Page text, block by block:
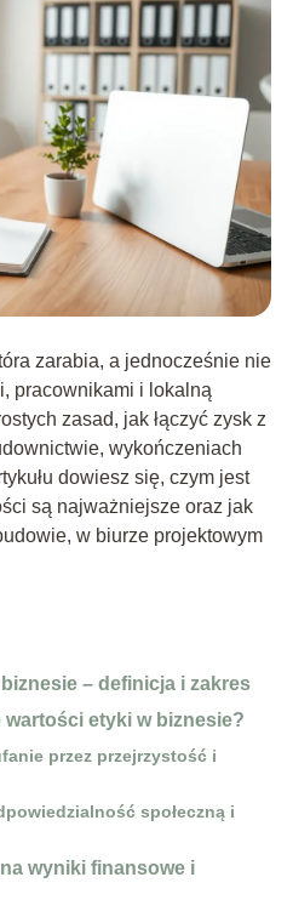
zarabia, a jednocześnie nie
pracownikami i lokalną
zasad, jak łączyć zysk z
wykończeniach
dowiesz się, czym jest
są najważniejsze oraz jak
w biurze projektowym
– definicja i zakres
etyki w biznesie?
przez przejrzystość i
społeczną i
wyniki finansowe i